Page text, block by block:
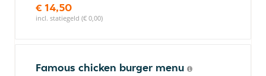
€ 14,50
incl. statiegeld (€ 0,00)
Famous chicken burger menu